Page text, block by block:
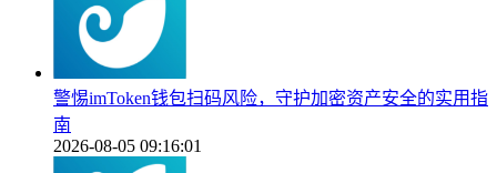
警惕imToken钱包扫码风险，守护加密资产安全的实用指
南
2026-08-05 09:16:01